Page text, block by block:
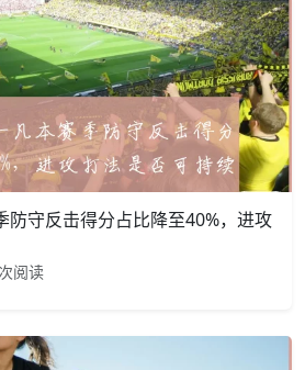
防守反击得分占比降至40%，进攻
阅读